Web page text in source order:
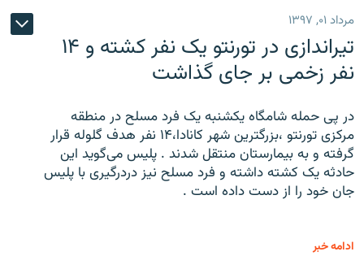
مرداد ۰۱, ۱۳۹۷
تیراندازی در تورنتو یک نفر کشته و ۱۴
نفر زخمی بر جای گذاشت
در پی حمله شامگاه یکشنبه یک فرد مسلح در منطقه
مرکزی تورنتو ،‌بزرگترین شهر کانادا،۱۴ نفر هدف گلوله قرار
گرفته و به بیمارستان منتقل شدند . پلیس می‌گوید این
حادثه یک کشته داشته و فرد مسلح نیز دردرگیری با پلیس
جان خود را از دست داده است .
ادامه خبر